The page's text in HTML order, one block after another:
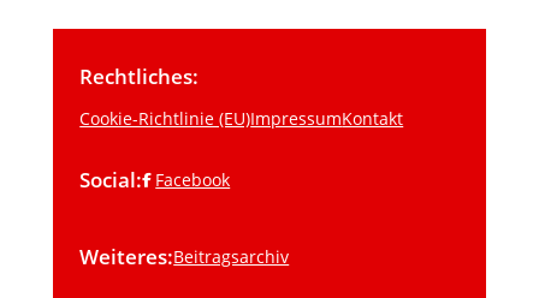
Rechtliches:
Cookie-Richtlinie (EU)ImpressumKontakt
Social: Facebook
Weiteres:Beitragsarchiv